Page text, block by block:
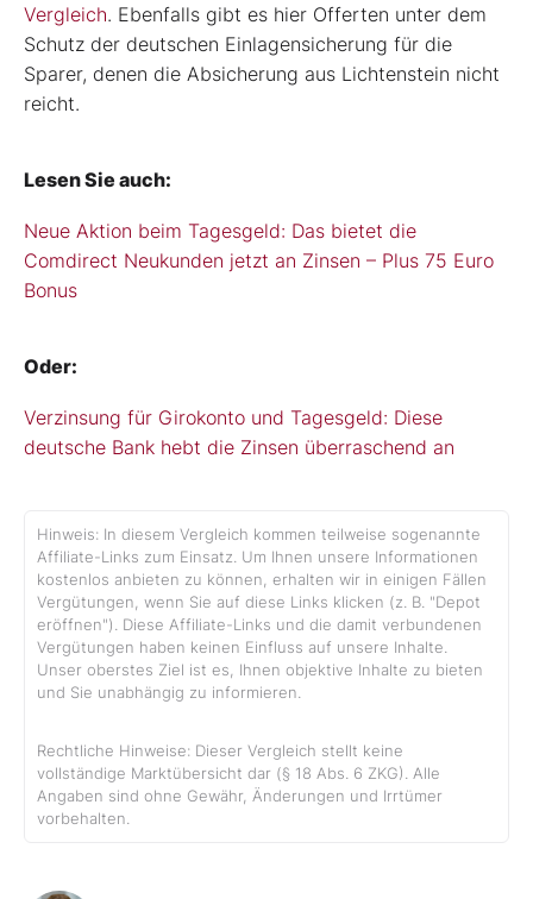
Vergleich. Ebenfalls gibt es hier Offerten unter dem
Schutz der deutschen Einlagensicherung für die
Sparer, denen die Absicherung aus Lichtenstein nicht
reicht.
Lesen Sie auch:
Neue Aktion beim Tagesgeld: Das bietet die
Comdirect Neukunden jetzt an Zinsen – Plus 75 Euro
Bonus
Oder:
Verzinsung für Girokonto und Tagesgeld: Diese
deutsche Bank hebt die Zinsen überraschend an
Hinweis: In diesem Vergleich kommen teilweise sogenannte
Affiliate-Links zum Einsatz. Um Ihnen unsere Informationen
kostenlos anbieten zu können, erhalten wir in einigen Fällen
Vergütungen, wenn Sie auf diese Links klicken (z. B. "Depot
eröffnen"). Diese Affiliate-Links und die damit verbundenen
Vergütungen haben keinen Einfluss auf unsere Inhalte.
Unser oberstes Ziel ist es, Ihnen objektive Inhalte zu bieten
und Sie unabhängig zu informieren.
Rechtliche Hinweise: Dieser Vergleich stellt keine
vollständige Marktübersicht dar (§ 18 Abs. 6 ZKG). Alle
Angaben sind ohne Gewähr, Änderungen und Irrtümer
vorbehalten.